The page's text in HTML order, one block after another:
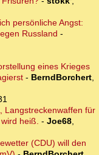
persönliche Angst:
Russland -
eines Krieges
- BerndBorchert,
Langstreckenwaffen für
heiß. - Joe68,
(CDU) will den